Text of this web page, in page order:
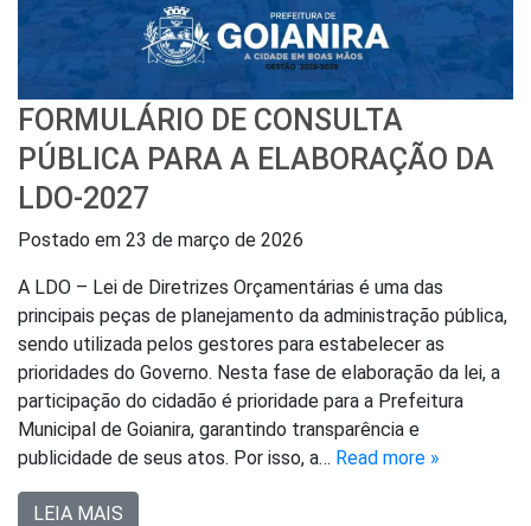
FORMULÁRIO DE CONSULTA
PÚBLICA PARA A ELABORAÇÃO DA
LDO-2027
Postado em 23 de março de 2026
A LDO – Lei de Diretrizes Orçamentárias é uma das
principais peças de planejamento da administração pública,
sendo utilizada pelos gestores para estabelecer as
prioridades do Governo. Nesta fase de elaboração da lei, a
participação do cidadão é prioridade para a Prefeitura
Municipal de Goianira, garantindo transparência e
publicidade de seus atos. Por isso, a… Read more »
LEIA MAIS